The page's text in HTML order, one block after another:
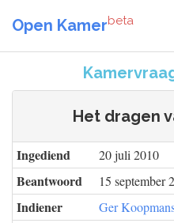
Open Kamerbeta
Het dragen
Ingediend 20 juli 2010
Beantwoord 15 september
Indiener Ger